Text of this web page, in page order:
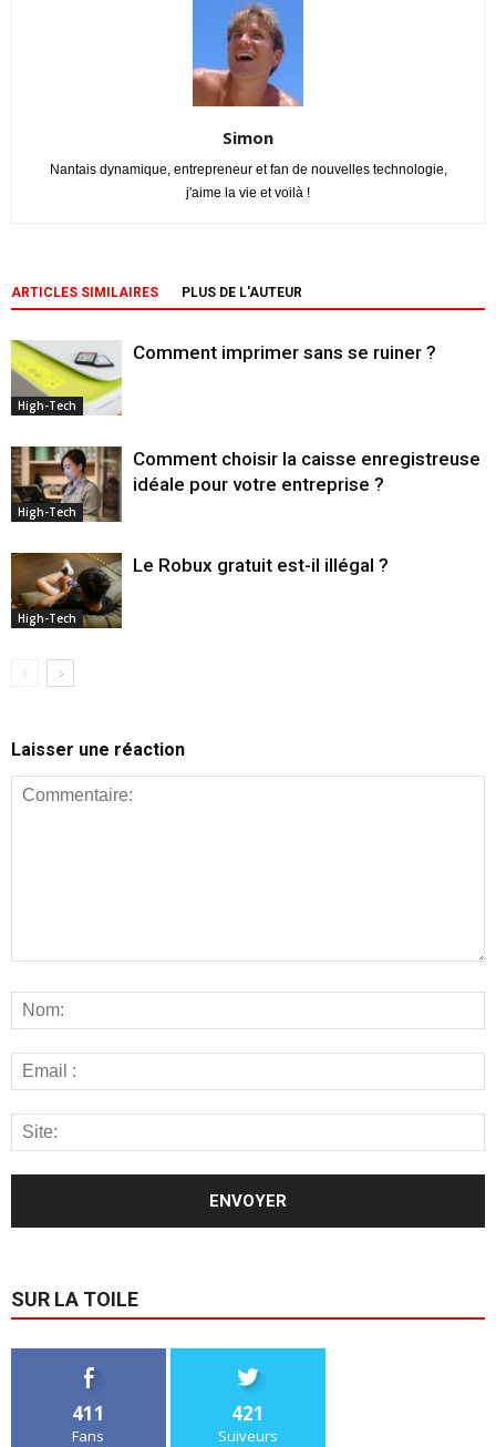
Simon
Nantais dynamique, entrepreneur et fan de nouvelles technologie,
j'aime la vie et voilà !
ARTICLES SIMILAIRES PLUS DE L'AUTEUR
High-Tech
Comment imprimer sans se ruiner ?
High-Tech
Comment choisir la caisse enregistreuse
idéale pour votre entreprise ?
High-Tech
Le Robux gratuit est-il illégal ?
Laisser une réaction
SUR LA TOILE
411
Fans
421
Suiveurs